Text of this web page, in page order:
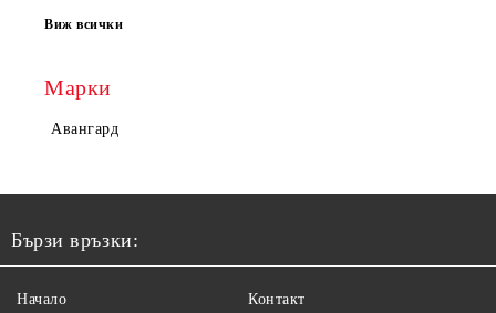
Виж всички
Марки
Авангард
Бързи връзки:
Начало Контакт